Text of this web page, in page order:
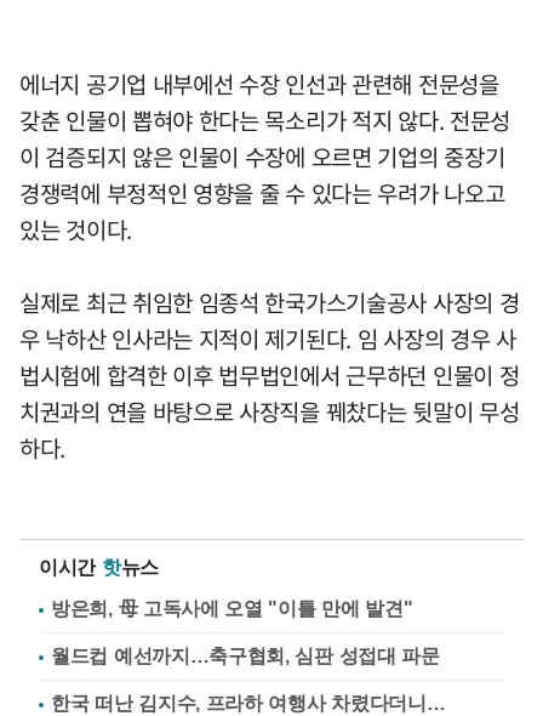
에너지 공기업 내부에선 수장 인선과 관련해 전문성을
갖춘 인물이 뽑혀야 한다는 목소리가 적지 않다. 전문성
이 검증되지 않은 인물이 수장에 오르면 기업의 중장기
경쟁력에 부정적인 영향을 줄 수 있다는 우려가 나오고
있는 것이다.
실제로 최근 취임한 임종석 한국가스기술공사 사장의 경
우 낙하산 인사라는 지적이 제기된다. 임 사장의 경우 사
법시험에 합격한 이후 법무법인에서 근무하던 인물이 정
치권과의 연을 바탕으로 사장직을 꿰찼다는 뒷말이 무성
하다.
이시간 핫뉴스
방은희, 母 고독사에 오열 "이틀 만에 발견"
월드컵 예선까지…축구협회, 심판 성접대 파문
한국 떠난 김지수, 프라하 여행사 차렸다더니…